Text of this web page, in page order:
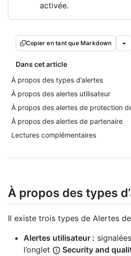
activée.
Copier en tant que Markdown
Dans cet article
À propos des types d’alertes
À propos des alertes utilisateur
À propos des alertes de protection
À propos des alertes de partenaire
Lectures complémentaires
À propos des types
Il existe trois types de Alertes
Alertes utilisateur :
l’onglet
Security and